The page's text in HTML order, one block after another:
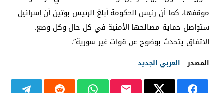
موقفها، كما أن رئيس الحكومة أبلغ الرئيس بوتين أن إسرائيل
ستواصل حماية مصالحها الأمنية في كل حال وكل وضع.
الاتفاق يتحدث بوضوح عن قوات غير سورية”.
المصدر العربي الجديد